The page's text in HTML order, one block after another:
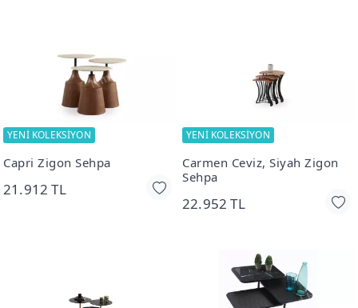
YENİ KOLEKSİYON
Capri Zigon Sehpa
21.912 TL
YENİ KOLEKSİYON
Carmen Ceviz, Siyah Zigon
Sehpa
22.952 TL